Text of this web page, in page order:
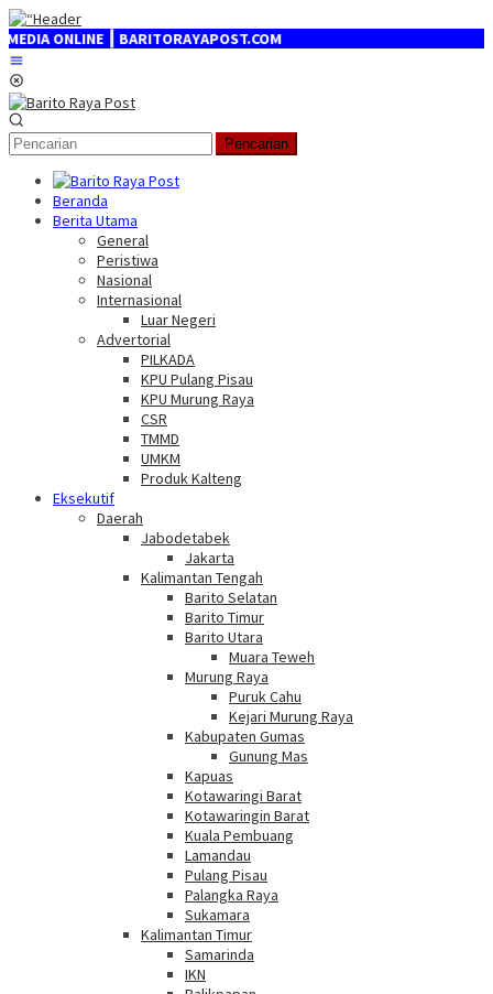
Loncat
ke
konten
┃ BARITORAYAPOST.COM
Pencarian
Beranda
Berita Utama
General
Peristiwa
Nasional
Internasional
Luar Negeri
Advertorial
PILKADA
KPU Pulang Pisau
KPU Murung Raya
CSR
TMMD
UMKM
Produk Kalteng
Eksekutif
Daerah
Jabodetabek
Jakarta
Kalimantan Tengah
Barito Selatan
Barito Timur
Barito Utara
Muara Teweh
Murung Raya
Puruk Cahu
Kejari Murung Raya
Kabupaten Gumas
Gunung Mas
Kapuas
Kotawaringi Barat
Kotawaringin Barat
Kuala Pembuang
Lamandau
Pulang Pisau
Palangka Raya
Sukamara
Kalimantan Timur
Samarinda
IKN